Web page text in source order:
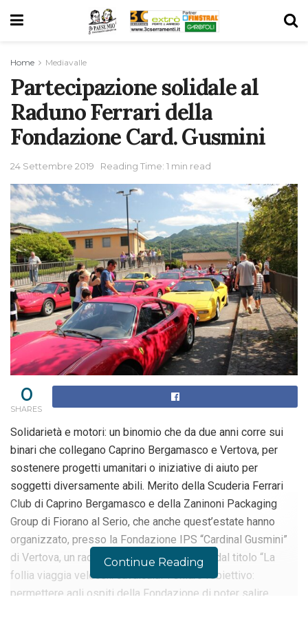
Home Mediavalle
Partecipazione solidale al
Raduno Ferrari della
Fondazione Card. Gusmini
24 Settembre 2019 Reading Time: 1 min read
0
SHARES
Solidarietà e motori: un binomio che da due anni corre sui
binari che collegano Caprino Bergamasco e Vertova, per
sostenere progetti umanitari o iniziative di aiuto per
soggetti diversamente abili. Merito della Scuderia Ferrari
Club di Caprino Bergamasco e della Zaninoni Packaging
Group di Fiorano al Serio, che anche quest’estate hanno
organizzato, presso la Fondazione IPS “Cardinal Gusmini”
di Vertova, un raduno ufficiale delle Ferrari, dal titolo “La
follia viaggia veloce… cavalcala!”. Chiaro l’obiettivo:
permettere agli ospiti della Fondazione di poter salire
Continue Reading